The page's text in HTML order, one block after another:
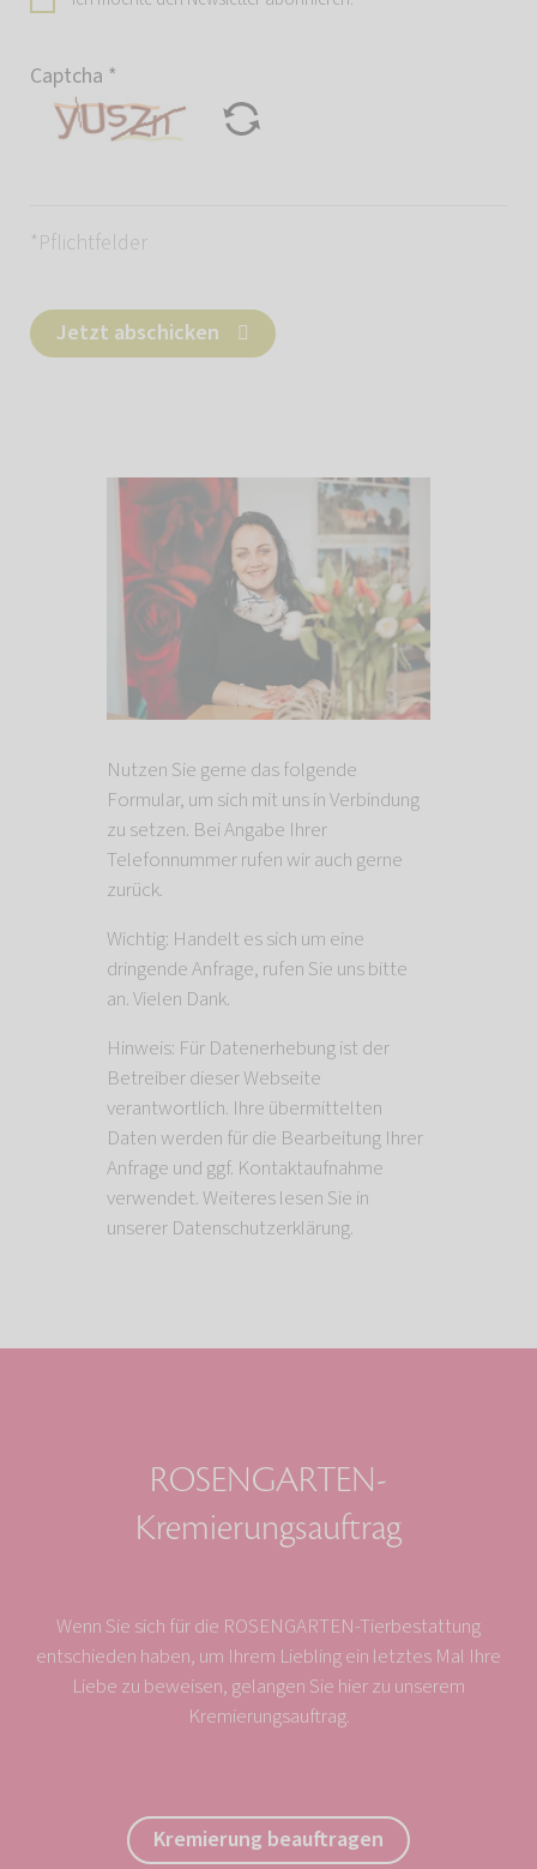
Captcha *
*Pflichtfelder
Jetzt abschicken
Nutzen Sie gerne das folgende
Formular, um sich mit uns in Verbindung
zu setzen. Bei Angabe Ihrer
Telefonnummer rufen wir auch gerne
zurück.
Wichtig: Handelt es sich um eine
dringende Anfrage, rufen Sie uns bitte
an. Vielen Dank.
Hinweis: Für Datenerhebung ist der
Betreiber dieser Webseite
verantwortlich. Ihre übermittelten
Daten werden für die Bearbeitung Ihrer
Anfrage und ggf. Kontaktaufnahme
verwendet. Weiteres lesen Sie in
unserer Datenschutzerklärung.
ROSENGARTEN-
Kremierungsauftrag
Wenn Sie sich für die ROSENGARTEN-Tierbestattung
entschieden haben, um Ihrem Liebling ein letztes Mal Ihre
Liebe zu beweisen, gelangen Sie hier zu unserem
Kremierungsauftrag.
Kremierung beauftragen